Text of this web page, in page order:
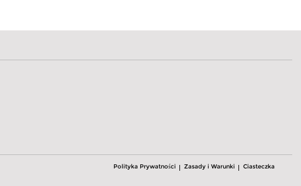
Polityka Prywatności Zasady i Warunki Ciasteczka